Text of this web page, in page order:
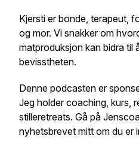
Kjersti er bonde, terapeut,
og mor. Vi snakker om
matproduksjon kan bidra til
bevisstheten.
Denne podcasten er
Jeg holder coaching, kurs,
stilleretreats. Gå på
nyhetsbrevet mitt om du er